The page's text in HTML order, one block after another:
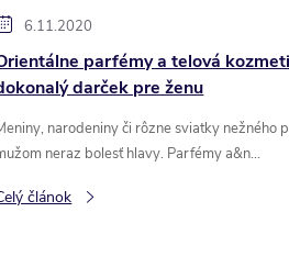
6.11.2020
parfémy a telová
darček pre ženu
narodeniny či rôzne sviatky nežného
neraz bolesť hlavy. Parfémy a&n...
článok